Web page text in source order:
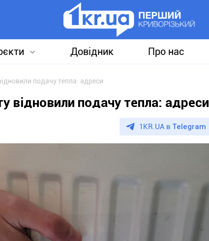
Довідник Про нас
подачу тепла: адреси
відновили подачу тепла: адреси
1KR.UA в Telegram